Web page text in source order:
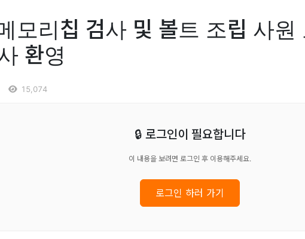
모리칩 검사 및 볼트 조립 사
환영
15,074
🔒 로그인이 필요합니다
이 내용을 보려면 로그인 후 이용해주세요.
로그인 하러 가기